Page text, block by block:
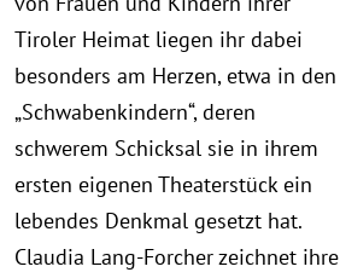
Tiroler Heimat liegen ihr dabei
besonders am Herzen, etwa in den
„Schwabenkindern“, deren
schwerem Schicksal sie in ihrem
ersten eigenen Theaterstück ein
lebendes Denkmal gesetzt hat.
Claudia Lang-Forcher zeichnet ihre